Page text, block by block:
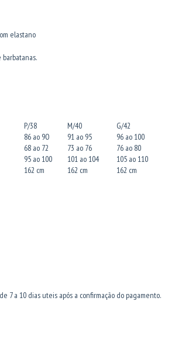
elastano
barbatanas.
P/38 M/40
G/42
86 ao 9O 91 ao 95
96 ao 100
68 ao 72 73 ao 76
76 ao 80
95 ao 100 101 ao 104
105 ao 110
162 cm 162 cm 162 cm
7 a 10 dias uteis após a confirmação do pagamento.